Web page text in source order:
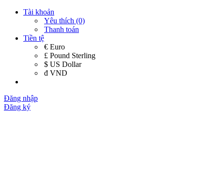
Tài khoản
Yêu thích (0)
Thanh toán
Tiền tệ
€ Euro
£ Pound Sterling
$ US Dollar
đ VND
Đăng nhập
Đăng ký